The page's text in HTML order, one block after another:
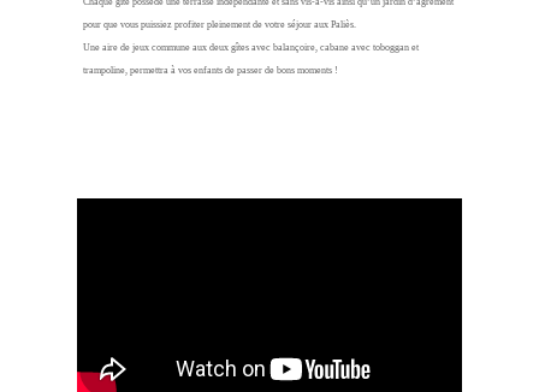
pour que vous puissiez profiter pleinement de votre séjour aux Paliès.
Une aire de jeux commune aux deux gîtes avec balançoire, cabane avec toboggan et
trampoline, permettra à vos enfants de passer de bons moments !